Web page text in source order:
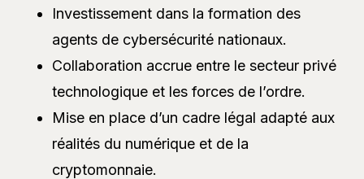
Investissement dans la formation des
agents de cybersécurité nationaux.
Collaboration accrue entre le secteur privé
technologique et les forces de l’ordre.
Mise en place d’un cadre légal adapté aux
réalités du numérique et de la
cryptomonnaie.